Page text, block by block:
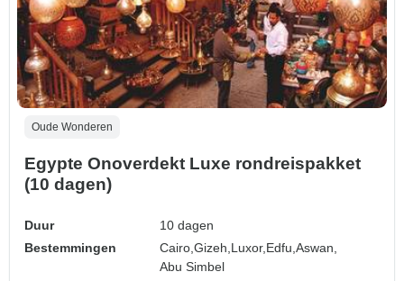
Oude Wonderen
Egypte Onoverdekt Luxe rondreispakket
(10 dagen)
Duur
10 dagen
Bestemmingen
Cairo,Gizeh,Luxor,Edfu,Aswan,
Abu Simbel